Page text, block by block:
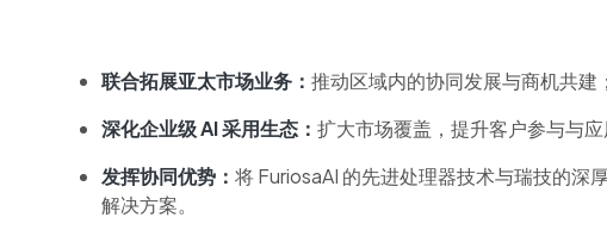
联合拓展亚太市场业务： 推动区域内的协同发展与商机共建；
深化企业级 AI 采用生态： 扩大市场覆盖，提升客户参与与应
发挥协同优势： 将 FuriosaAI 的先进处理器技术与瑞技的深
解决方案。